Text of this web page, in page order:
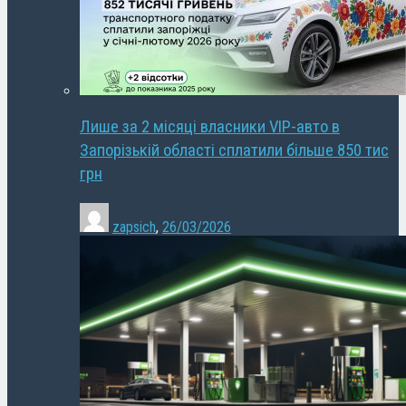
Лише за 2 місяці власники VIP-авто в
Запорізькій області сплатили більше 850 тис
грн
zapsich, 26/03/2026